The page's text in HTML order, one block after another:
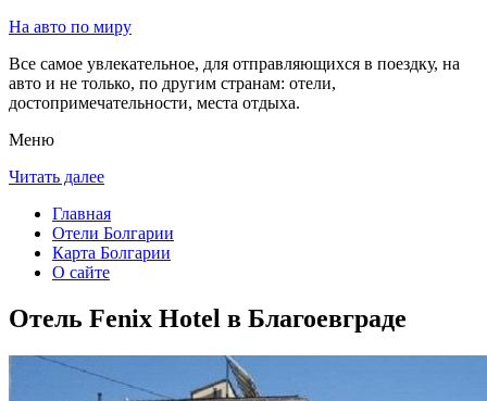
На авто по миру
Все самое увлекательное, для отправляющихся в поездку, на
авто и не только, по другим странам: отели,
достопримечательности, места отдыха.
Меню
Читать далее
Главная
Отели Болгарии
Карта Болгарии
О сайте
Отель Fenix Hotel в Благоевграде